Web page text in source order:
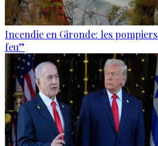
Incendie en Gironde: les
feu”